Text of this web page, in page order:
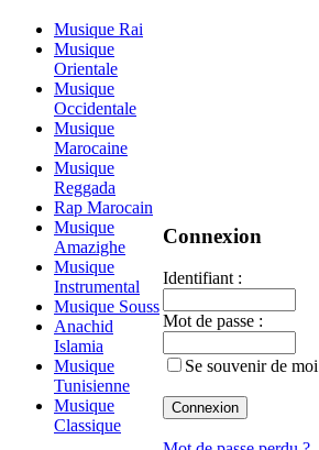
Musique Rai
Musique
Orientale
Musique
Occidentale
Musique
Marocaine
Musique
Reggada
Rap Marocain
Musique
Amazighe
Musique
Instrumental
Musique Souss
Anachid
Islamia
Musique
Tunisienne
Musique
Classique
Connexion
Identifiant :
Mot de passe :
Se souvenir de moi